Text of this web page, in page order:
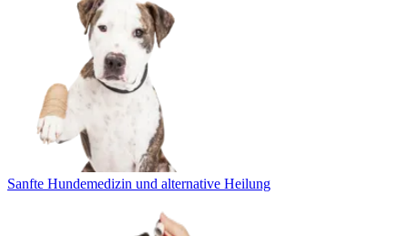
Sanfte Hundemedizin und alternative Heilung